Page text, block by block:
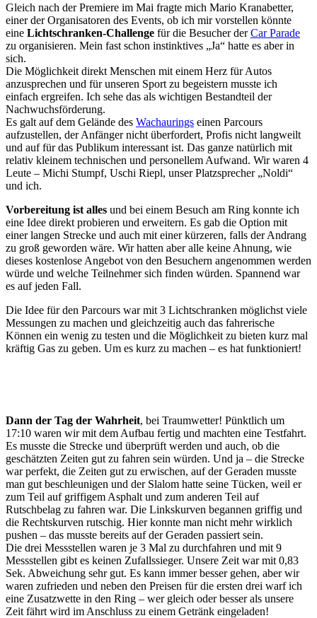
Gleich nach der Premiere im Mai fragte mich Mario Kranabetter,
einer der Organisatoren des Events, ob ich mir vorstellen könnte
eine Lichtschranken-Challenge für die Besucher derCar Parade
zu organisieren. Mein fast schon instinktives „Ja“ hatte es aber in
sich.
Die Möglichkeit direkt Menschen mit einem Herz für Autos
anzusprechen und für unseren Sport zu begeistern musste ich
einfach ergreifen. Ich sehe das als wichtigen Bestandteil der
Nachwuchsförderung.
Es galt auf dem Gelände des Wachaurings einen Parcours
aufzustellen, der Anfänger nicht überfordert, Profis nicht langweilt
und auf für das Publikum interessant ist. Das ganze natürlich mit
relativ kleinem technischen und personellem Aufwand. Wir waren 4
Leute – Michi Stumpf, Uschi Riepl, unser Platzsprecher „Noldi“
und ich.
Vorbereitung ist alles und bei einem Besuch am Ring konnte ich
eine Idee direkt probieren und erweitern. Es gab die Option mit
einer langen Strecke und auch mit einer kürzeren, falls der Andrang
zu groß geworden wäre. Wir hatten aber alle keine Ahnung, wie
dieses kostenlose Angebot von den Besuchern angenommen werden
würde und welche Teilnehmer sich finden würden. Spannend war
es auf jeden Fall.
Die Idee für den Parcours war mit 3 Lichtschranken möglichst viele
Messungen zu machen und gleichzeitig auch das fahrerische
Können ein wenig zu testen und die Möglichkeit zu bieten kurz mal
kräftig Gas zu geben. Um es kurz zu machen – es hat funktioniert!
Dann der Tag der Wahrheit, bei Traumwetter! Pünktlich um
17:10 waren wir mit dem Aufbau fertig und machten eine Testfahrt.
Es musste die Strecke und überprüft werden und auch, ob die
geschätzten Zeiten gut zu fahren sein würden. Und ja – die Strecke
war perfekt, die Zeiten gut zu erwischen, auf der Geraden musste
man gut beschleunigen und der Slalom hatte seine Tücken, weil er
zum Teil auf griffigem Asphalt und zum anderen Teil auf
Rutschbelag zu fahren war. Die Linkskurven begannen griffig und
die Rechtskurven rutschig. Hier konnte man nicht mehr wirklich
pushen – das musste bereits auf der Geraden passiert sein.
Die drei Messstellen waren je 3 Mal zu durchfahren und mit 9
Messstellen gibt es keinen Zufallssieger. Unsere Zeit war mit 0,83
Sek. Abweichung sehr gut. Es kann immer besser gehen, aber wir
waren zufrieden und neben den Preisen für die ersten drei warf ich
eine Zusatzwette in den Ring – wer gleich oder besser als unsere
Zeit fährt wird im Anschluss zu einem Getränk eingeladen!